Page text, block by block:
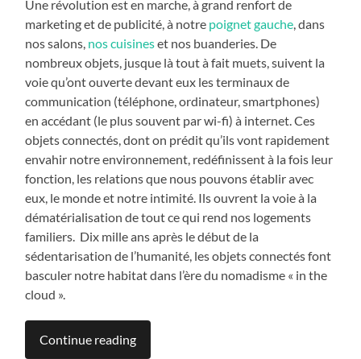
Une révolution est en marche, à grand renfort de
marketing et de publicité, à notre poignet gauche, dans
nos salons, nos cuisineset nos buanderies. De
nombreux objets, jusque là tout à fait muets, suivent la
voie qu’ont ouverte devant eux les terminaux de
communication (téléphone, ordinateur, smartphones)
en accédant (le plus souvent par wi-fi) à internet. Ces
objets connectés, dont on prédit qu’ils vont rapidement
envahir notre environnement, redéfinissent à la fois leur
fonction, les relations que nous pouvons établir avec
eux, le monde et notre intimité. Ils ouvrent la voie à la
dématérialisation de tout ce qui rend nos logements
familiers. Dix mille ans après le début de la
sédentarisation de l’humanité, les objets connectés font
basculer notre habitat dans l’ère du nomadisme « in the
cloud ».
Continue reading